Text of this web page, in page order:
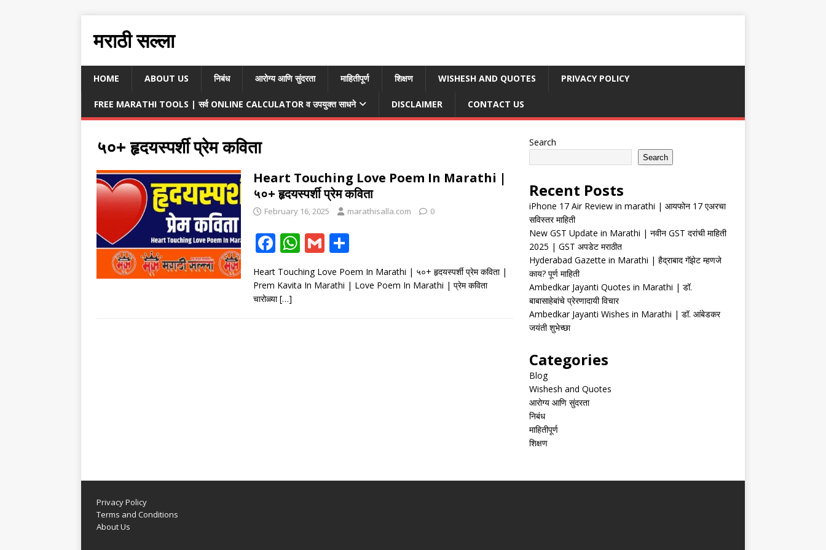
मराठी सल्ला
HOME ABOUT US निबंध आरोग्य आणि सुंदरता माहितीपूर्ण शिक्षण WISHESH AND QUOTES PRIVACY POLICY
FREE MARATHI TOOLS | सर्व ONLINE CALCULATOR व उपयुक्त साधने DISCLAIMER CONTACT US
५०+ हृदयस्पर्शी प्रेम कविता
Heart Touching Love Poem In Marathi |
५०+ हृदयस्पर्शी प्रेम कविता
February 16, 2025 marathisalla.com 0
F
ac
e
b
W
h
at
G
m
ai ar
Heart Touching Love Poem In Marathi | ५०+ हृदयस्पर्शी प्रेम कविता |
Prem Kavita In Marathi | Love Poem In Marathi | प्रेम कविता
चारोळ्या[…]
Search
Search
Recent Posts
iPhone 17 Air Review in marathi | आयफोन 17 एअरचा
सविस्तर माहिती
New GST Update in Marathi | नवीन GST दरांची माहिती
2025 | GST अपडेट मराठीत
Hyderabad Gazette in Marathi | हैद्राबाद गॅझेट म्हणजे
काय? पूर्ण माहिती
Ambedkar Jayanti Quotes in Marathi | डॉ.
बाबासाहेबांचे प्रेरणादायी विचार
Ambedkar Jayanti Wishes in Marathi | डॉ. आंबेडकर
जयंती शुभेच्छा
Categories
Blog
Wishesh and Quotes
आरोग्य आणि सुंदरता
निबंध
माहितीपूर्ण
शिक्षण
Privacy Policy
Terms and Conditions
About Us